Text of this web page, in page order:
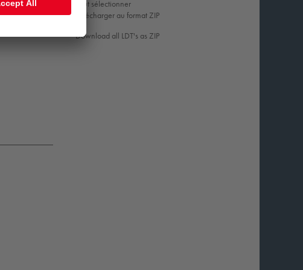
Tout sélectionner
Télécharger au format ZIP
Download all LDT's as ZIP